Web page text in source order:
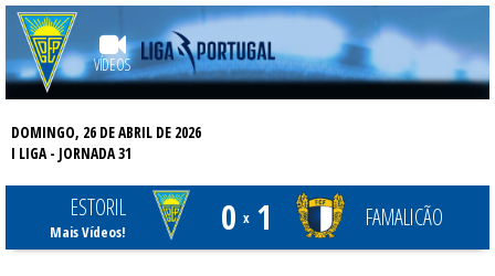
VÍDEOS
DOMINGO, 26 DE ABRIL DE 2026
I LIGA- JORNADA 31
ESTORIL
Mais Vídeos! 0 x 1 FAMALICÃO